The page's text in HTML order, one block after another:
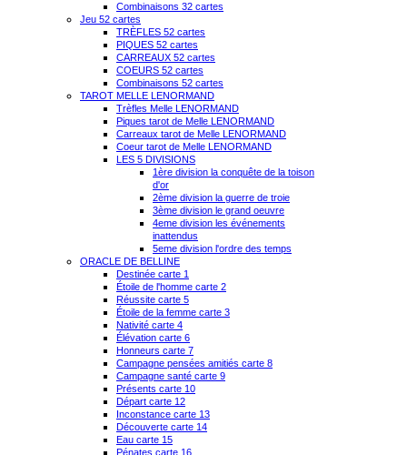
Combinaisons 32 cartes
Jeu 52 cartes
TRÈFLES 52 cartes
PIQUES 52 cartes
CARREAUX 52 cartes
COEURS 52 cartes
Combinaisons 52 cartes
TAROT MELLE LENORMAND
Trèfles Melle LENORMAND
Piques tarot de Melle LENORMAND
Carreaux tarot de Melle LENORMAND
Coeur tarot de Melle LENORMAND
LES 5 DIVISIONS
1ère division la conquête de la toison
d'or
2ème division la guerre de troie
3ème division le grand oeuvre
4eme division les événements
inattendus
5eme division l'ordre des temps
ORACLE DE BELLINE
Destinée carte 1
Étoile de l'homme carte 2
Réussite carte 5
Étoile de la femme carte 3
Nativité carte 4
Élévation carte 6
Honneurs carte 7
Campagne pensées amitiés carte 8
Campagne santé carte 9
Présents carte 10
Départ carte 12
Inconstance carte 13
Découverte carte 14
Eau carte 15
Pénates carte 16